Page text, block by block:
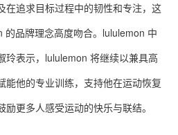
在追求目标过程中的韧性和专注，这
品牌理念高度吻合。lululemon 中
玲表示，lululemon 将继续以兼具高
能他的专业训练，支持他在运动恢复
更多人感受运动的快乐与联结。